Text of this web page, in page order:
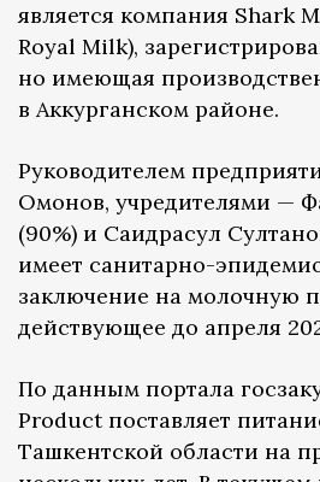
является компания Shark
Royal Milk),
но имеющая
в Аккурганском районе.
Руководителем
Омонов, учредителями —
(90%) и Саидрасул
имеет санитарно-
заключение на молочную
действующее до апреля
По данным портала
Product поставляет
Ташкентской области на